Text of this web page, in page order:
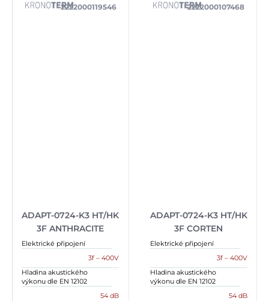
ADAPT-0724-K3 HT/HK
3F ANTHRACITE
2222000119546
Elektrické připojení
3f – 400V
Hladina akustického
výkonu dle EN 12102
54 dB
ADAPT-0724-K3 HT/HK
3F CORTEN
2222000107468
Elektrické připojení
3f – 400V
Hladina akustického
výkonu dle EN 12102
54 dB